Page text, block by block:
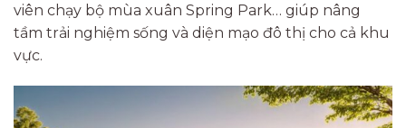
viên chạy bộ mùa xuân Spring Park… giúp nâng
tầm trải nghiệm sống và diện mạo đô thị cho cả khu
vực.